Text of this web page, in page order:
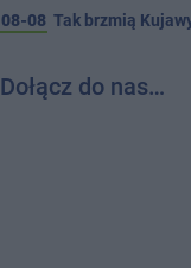
08-08 Tak brzmią
Dołącz do nas…